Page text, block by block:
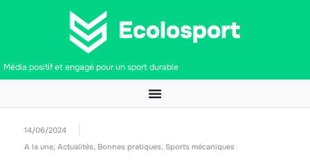
Média positif et engagé pour un sport durable
14/06/2024
A la une, Actualités, Bonnes pratiques, Sports mécaniques